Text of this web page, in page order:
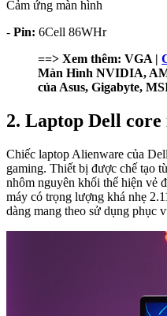
Cảm ứng màn hình
- Pin: 6Cell 86WHr
==> Xem thêm: VGA |
Màn Hình NVIDIA,
của Asus, Gigabyte,
2. Laptop Dell
Chiếc laptop Alienware của
gaming. Thiết bị được chế tạo
nhôm nguyên khối thể hiện vẻ
máy có trọng lượng khá nhẹ
dàng mang theo sử dụng phục